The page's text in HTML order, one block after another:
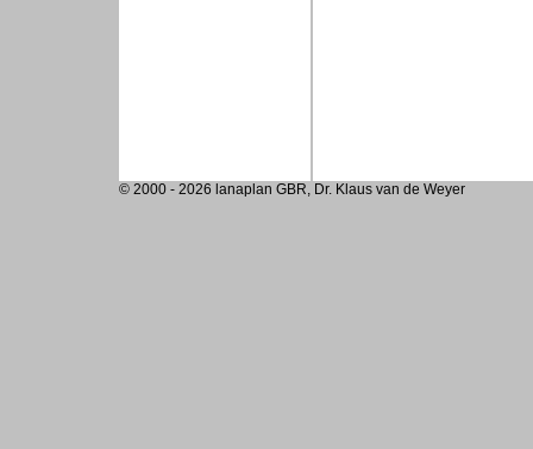
© 2000 - 2026 lanaplan GBR, Dr. Klaus van de Weyer